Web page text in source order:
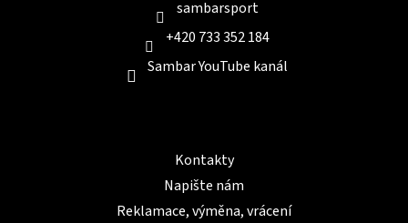
sambarsport
+420 733 352 184
Sambar YouTube kanál
Kontakty
Napište nám
Reklamace, výměna, vrácení